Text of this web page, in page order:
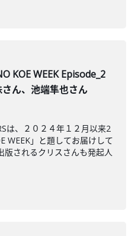
KOE WEEK Episode_2
ん、池端隼也さん
は、２０２４年１２月以来2
WEEK」と題してお届けして
版されるクリスさんも発起人